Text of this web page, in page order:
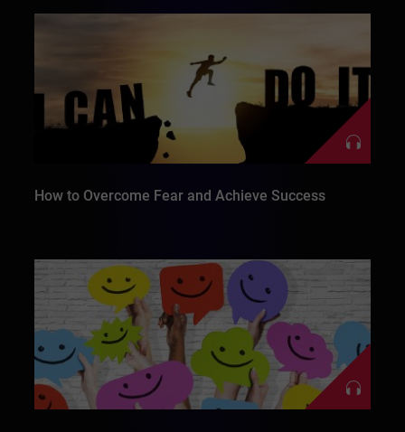
How to Overcome Fear and Achieve Success